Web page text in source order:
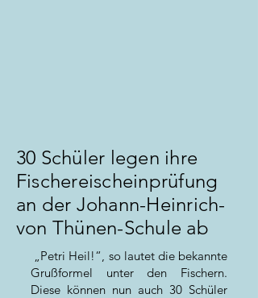
30 Schüler legen ihre
Fischereischeinprüfung
an der Johann-Heinrich-
von Thünen-Schule ab
„Petri Heil!“, so lautet die bekannte
Grußformel unter den Fischern.
Diese können nun auch 30 Schüler